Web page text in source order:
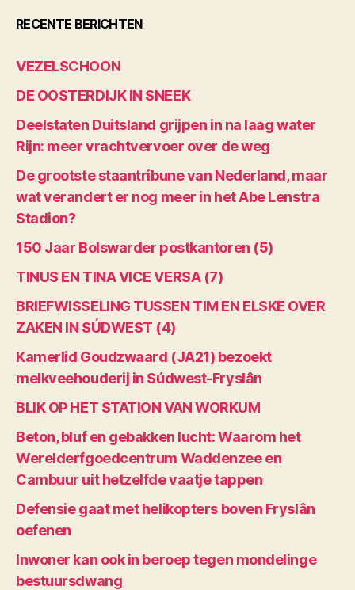
RECENTE BERICHTEN
VEZELSCHOON
DE OOSTERDIJK IN SNEEK
Deelstaten Duitsland grijpen in na laag water
Rijn: meer vrachtvervoer over de weg
De grootste staantribune van Nederland, maar
wat verandert er nog meer in het Abe Lenstra
Stadion?
150 Jaar Bolswarder postkantoren (5)
TINUS EN TINA VICE VERSA (7)
BRIEFWISSELING TUSSEN TIM EN ELSKE OVER
ZAKEN IN SÚDWEST (4)
Kamerlid Goudzwaard (JA21) bezoekt
melkveehouderij in Súdwest-Fryslân
BLIK OP HET STATION VAN WORKUM
Beton, bluf en gebakken lucht: Waarom het
Werelderfgoedcentrum Waddenzee en
Cambuur uit hetzelfde vaatje tappen
Defensie gaat met helikopters boven Fryslân
oefenen
Inwoner kan ook in beroep tegen mondelinge
bestuursdwang